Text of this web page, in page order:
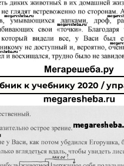
к учебнику 2020 /